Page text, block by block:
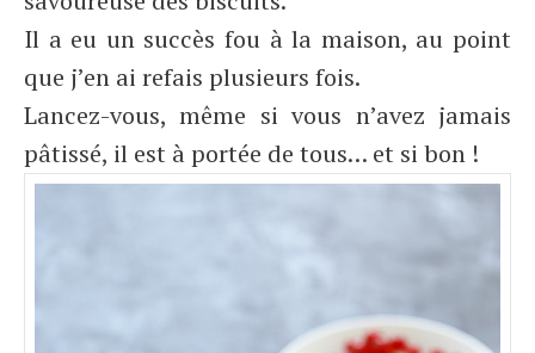
Il a eu un succès fou à la maison, au point
que j’en ai refais plusieurs fois.
Lancez-vous, même si vous n’avez jamais
pâtissé, il est à portée de tous… et si bon !